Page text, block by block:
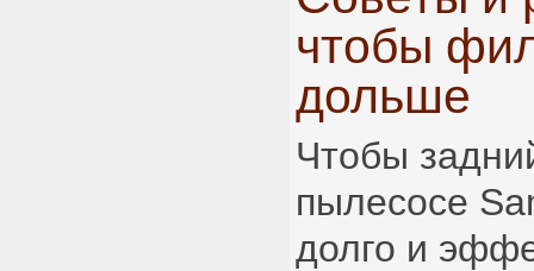
чтобы
дольше
Чтобы
пылесосе
долго и